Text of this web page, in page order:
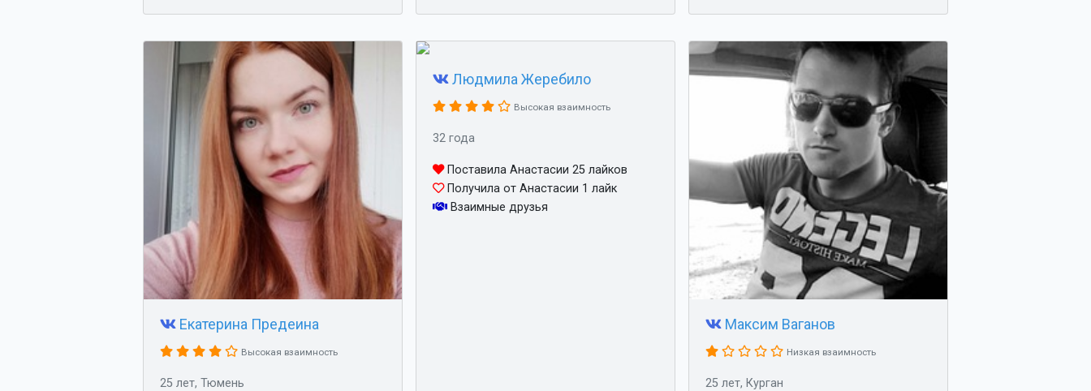
Екатерина Предеина
Высокая взаимность
25 лет, Тюмень
Людмила Жеребило
Высокая взаимность
32 года
Поставила Анастасии 25 лайков
Получила от Анастасии 1 лайк
Взаимные друзья
Максим Ваганов
Низкая взаимность
25 лет, Курган